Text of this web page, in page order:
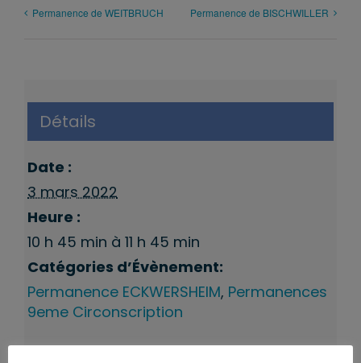
Permanence de WEITBRUCH Permanence de BISCHWILLER
Détails
Date :
3 mars 2022
Heure :
10 h 45 min à 11 h 45 min
Catégories d’Évènement:
Permanence ECKWERSHEIM, Permanences
9eme Circonscription